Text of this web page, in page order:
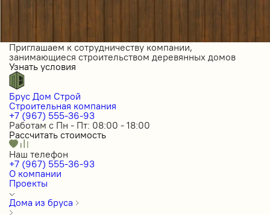
Приглашаем к сотрудничеству компании,
занимающиеся строительством деревянных домов
Узнать условия
Брус Дом Строй
Строительная компания
+7 (967) 555-36-93
Работам с Пн - Пт: 08:00 - 18:00
Рассчитать стоимость
Наш телефон
+7 (967) 555-36-93
О компании
Проекты
Дома из бруса